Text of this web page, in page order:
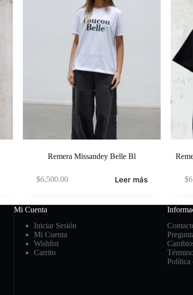
Remera Missandey Belle Bl
$6,500.00 Leer más $
Mi Cuenta
Iniciar Sesión
Mi Cuenta
Wishlist
Carrito
Política